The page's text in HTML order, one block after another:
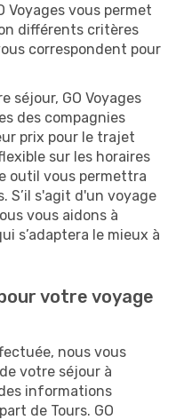
Voyages vous permet
différents critères
correspondent pour
séjour, GO Voyages
des compagnies
prix pour le trajet
sur les horaires
outil vous permettra
S’il s'agit d'un voyage
vous aidons à
s’adaptera le mieux à
votre voyage
nous vous
votre séjour à
informations
de Tours. GO